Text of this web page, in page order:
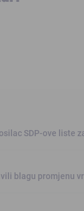
SDP-ove liste
blagu promjenu